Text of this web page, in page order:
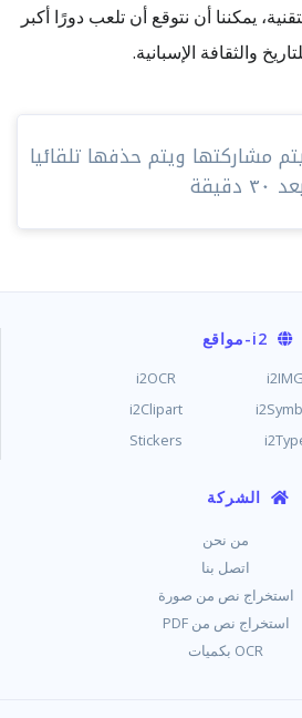
يمكننا أن نتوقع أن تلعب دورًا أكبر
والثقافة الإسبانية.
مشاركتها ويتم حذفها تلقائيا
بعد ٣٠ دقيقة
i2-مواقع
i2IMG
i2OCR
i2Clipart
Stickers
الشركة
من نحن
اتصل بنا
استخراج نص من صورة
استخراج نص من PDF
OCR بكميات